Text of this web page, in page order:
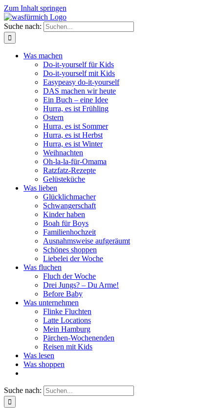
Zum Inhalt springen
Suche nach:
Was machen
Do-it-yourself für Kids
Do-it-yourself mit Kids
Easypeasy do-it-yourself
DAS machen wir heute
Ein Buch – eine Idee
Hurra, es ist Frühling
Ostern
Hurra, es ist Sommer
Hurra, es ist Herbst
Hurra, es ist Winter
Weihnachten
Oh-la-la-für-Omama
Ratzfatz-Rezepte
Gelüsteküche
Was lieben
Glücklichmacher
Schwangerschaft
Kinder haben
Boah für Boys
Familienhochzeit
Ausnahmsweise aufgeräumt
Schönes shoppen
Liebelei der Woche
Was fluchen
Fluch der Woche
Drei Jungs? – Du Arme!
Before Baby
Was unternehmen
Flinke Fluchten
Latte Locations
Mein Hamburg
Pärchen-Wochenenden
Reisen mit Kids
Was lesen
Was shoppen
Suche nach: